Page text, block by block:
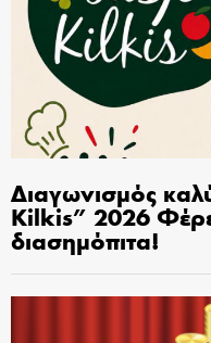
Διαγωνισμός
Kilkis” 2026 Φέρε
διασημόπιτα!